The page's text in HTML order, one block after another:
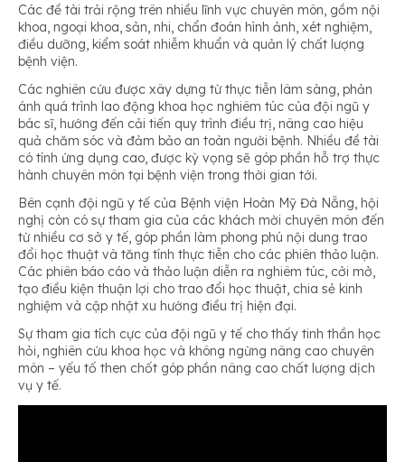
Các đề tài trải rộng trên nhiều lĩnh vực chuyên môn, gồm nội
khoa, ngoại khoa, sản, nhi, chẩn đoán hình ảnh, xét nghiệm,
điều dưỡng, kiểm soát nhiễm khuẩn và quản lý chất lượng
bệnh viện.
Các nghiên cứu được xây dựng từ thực tiễn lâm sàng, phản
ánh quá trình lao động khoa học nghiêm túc của đội ngũ y
bác sĩ, hướng đến cải tiến quy trình điều trị, nâng cao hiệu
quả chăm sóc và đảm bảo an toàn người bệnh. Nhiều đề tài
có tính ứng dụng cao, được kỳ vọng sẽ góp phần hỗ trợ thực
hành chuyên môn tại bệnh viện trong thời gian tới.
Bên cạnh đội ngũ y tế của Bệnh viện Hoàn Mỹ Đà Nẵng, hội
nghị còn có sự tham gia của các khách mời chuyên môn đến
từ nhiều cơ sở y tế, góp phần làm phong phú nội dung trao
đổi học thuật và tăng tính thực tiễn cho các phiên thảo luận.
Các phiên báo cáo và thảo luận diễn ra nghiêm túc, cởi mở,
tạo điều kiện thuận lợi cho trao đổi học thuật, chia sẻ kinh
nghiệm và cập nhật xu hướng điều trị hiện đại.
Sự tham gia tích cực của đội ngũ y tế cho thấy tinh thần học
hỏi, nghiên cứu khoa học và không ngừng nâng cao chuyên
môn – yếu tố then chốt góp phần nâng cao chất lượng dịch
vụ y tế.